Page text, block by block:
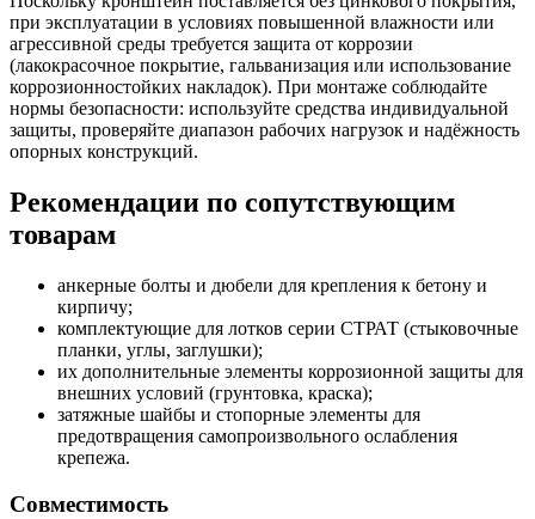
при эксплуатации в условиях повышенной влажности или
агрессивной среды требуется защита от коррозии
(лакокрасочное покрытие, гальванизация или использование
коррозионностойких накладок). При монтаже соблюдайте
нормы безопасности: используйте средства индивидуальной
защиты, проверяйте диапазон рабочих нагрузок и надёжность
опорных конструкций.
Рекомендации по сопутствующим
товарам
анкерные болты и дюбели для крепления к бетону и
кирпичу;
комплектующие для лотков серии СТРАТ (стыковочные
планки, углы, заглушки);
их дополнительные элементы коррозионной защиты для
внешних условий (грунтовка, краска);
затяжные шайбы и стопорные элементы для
предотвращения самопроизвольного ослабления
крепежа.
Совместимость